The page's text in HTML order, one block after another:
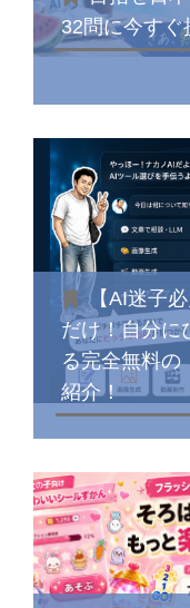
32問に今すぐ
【AI迷子
だけ！自分に
る完全無料の
紹介！